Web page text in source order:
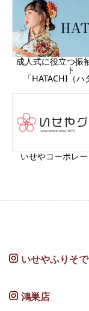
成人式に役立つ振
ト
「HATACHI（ハ
いせやコーポレ
いせやふりそで
鴻巣店